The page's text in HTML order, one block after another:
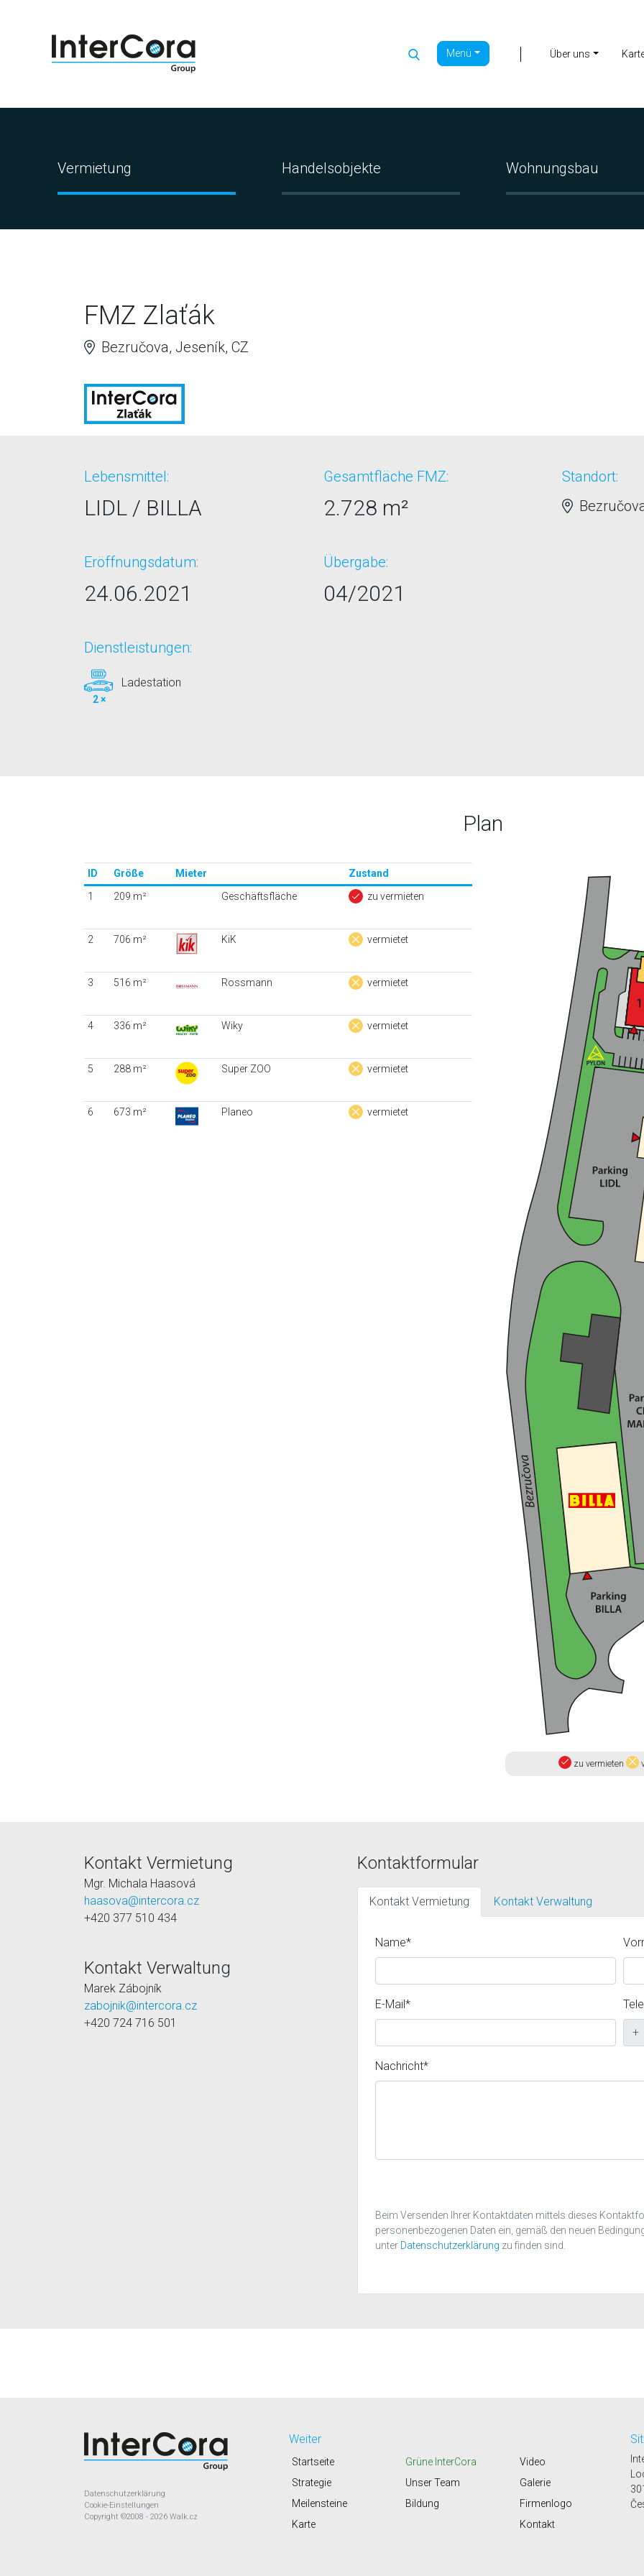
Menü Über uns
Vermietung Handelsobjekte Wohnungsbau
FMZ Zlaťák
Bezručova, Jeseník, CZ
Lebensmittel:
LIDL / BILLA
Gesamtfläche FMZ:
2.728 m²
Eröffnungsdatum:
24.06.2021
Übergabe:
04/2021
Dienstleistungen:
2 ×
Ladestation
Standort:
Plan
zu vermieten
ID Größe Mieter
Zustand
1
209 m² Geschäftsfläche zu vermieten
2 706 m² KiK vermietet
3 516 m² Rossmann vermietet
4 336 m² Wiky vermietet
5 288 m² Super ZOO vermietet
6 673 m² Planeo vermietet
Kontakt Vermietung
Mgr. Michala Haasová
haasova@intercora.cz
+420 377 510 434
Kontakt Verwaltung
Marek Zábojník
zabojnik@intercora.cz
+420 724 716 501
Kontaktformular
Kontakt Vermietung Kontakt Verwaltung
Name*
E-Mail*
+
Nachricht*
Beim Versenden Ihrer Kontaktdaten mittels dieses
personenbezogenen Daten ein, gemäß den neuen
unter Datenschutzerklärung zu finden sind.
Weiter
Startseite
Strategie
Meilensteine
Karte
Grüne InterCora
Unser Team
Bildung
Video
Galerie
Firmenlogo
Kontakt
Datenschutzerklärung
Cookie-Einstellungen
Copyright ©2008 - 2026 Walk.cz